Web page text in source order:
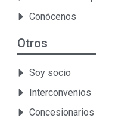
Conócenos
Otros
Soy socio
Interconvenios
Concesionarios